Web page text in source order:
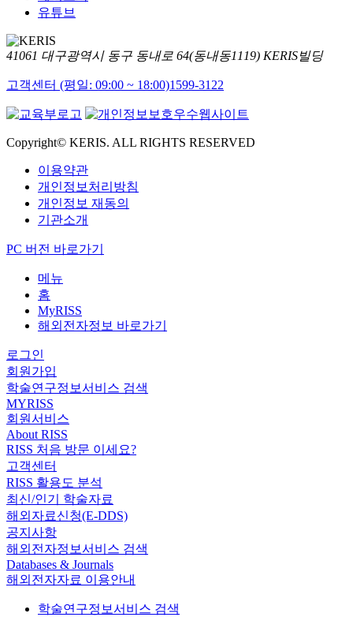
유튜브
41061 대구광역시 동구 동내로 64(동내동1119) KERIS빌딩
고객센터 (평일: 09:00 ~ 18:00)1599-3122
Copyright© KERIS. ALL RIGHTS RESERVED
이용약관
개인정보처리방침
개인정보 재동의
기관소개
PC 버전 바로가기
메뉴
홈
MyRISS
해외전자정보 바로가기
로그인
회원가입
학술연구정보서비스 검색
MYRISS
회원서비스
About RISS
RISS 처음 방문 이세요?
고객센터
RISS 활용도 분석
최신/인기 학술자료
해외자료신청(E-DDS)
공지사항
해외전자정보서비스 검색
Databases & Journals
해외전자자료 이용안내
학술연구정보서비스 검색